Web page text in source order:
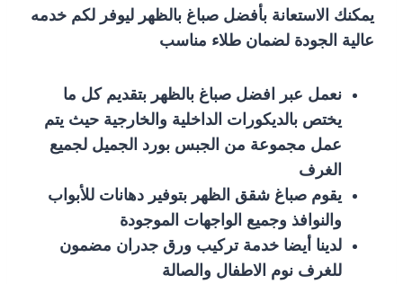
يمكنك الاستعانة بأفضل صباغ بالظهر ليوفر لكم خدمه
عالية الجودة لضمان طلاء مناسب
نعمل عبر افضل صباغ بالظهر بتقديم كل ما
يختص بالديكورات الداخلية والخارجية حيث يتم
عمل مجموعة من الجبس بورد الجميل لجميع
الغرف
يقوم صباغ شقق الظهر بتوفير دهانات للأبواب
والنوافذ وجميع الواجهات الموجودة
لدينا أيضا خدمة تركيب ورق جدران مضمون
للغرف نوم الاطفال والصالة